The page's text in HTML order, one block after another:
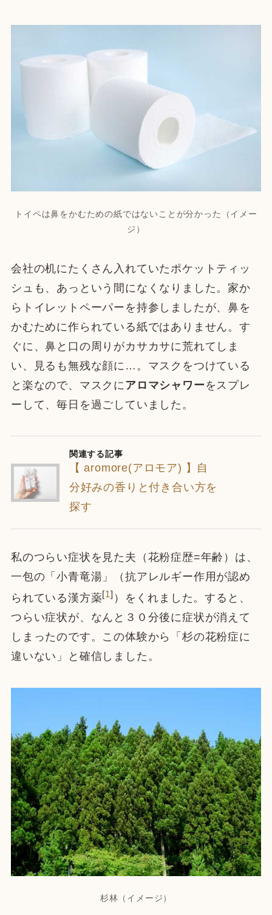
トイペは鼻をかむための紙ではないことが分かった（イメー
ジ）
会社の机にたくさん入れていたポケットティッ
シュも、あっという間になくなりました。家か
らトイレットペーパーを持参しましたが、鼻を
かむために作られている紙ではありません。す
ぐに、鼻と口の周りがカサカサに荒れてしま
い、見るも無残な顔に…。マスクをつけている
と楽なので、マスクに アロマシャワー をスプレ
ーして、毎日を過ごしていました。
関連する記事
【 aromore(アロモア) 】自
分好みの香りと付き合い方を
探す
私のつらい症状を見た夫（花粉症歴=年齢）は、
一包の「小青竜湯」（抗アレルギー作用が認め
られている漢方薬[1] ）をくれました。すると、
つらい症状が、なんと３０分後に症状が消えて
しまったのです。この体験から「杉の花粉症に
違いない」と確信しました。
杉林（イメージ）